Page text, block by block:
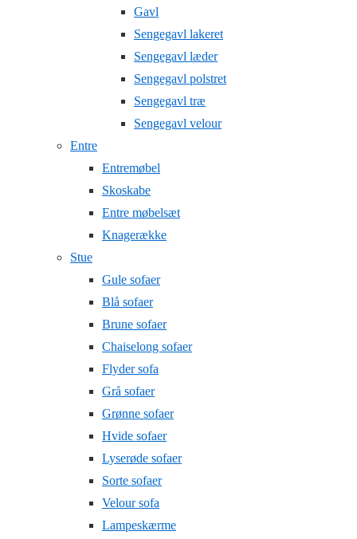
Gavl
Sengegavl lakeret
Sengegavl læder
Sengegavl polstret
Sengegavl træ
Sengegavl velour
Entre
Entremøbel
Skoskabe
Entre møbelsæt
Knagerække
Stue
Gule sofaer
Blå sofaer
Brune sofaer
Chaiselong sofaer
Flyder sofa
Grå sofaer
Grønne sofaer
Hvide sofaer
Lyserøde sofaer
Sorte sofaer
Velour sofa
Lampeskærme